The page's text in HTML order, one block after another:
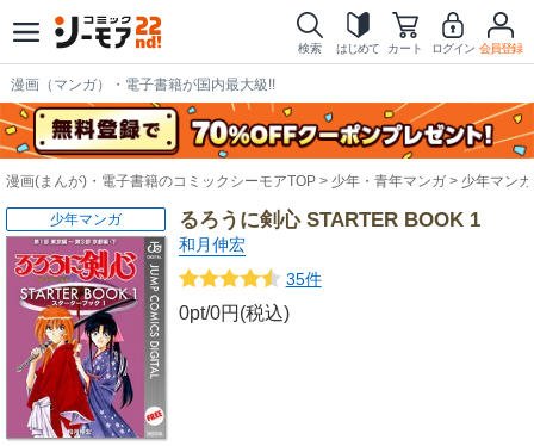
検索 はじめて カート ログイン 会員登録
漫画（マンガ）・電子書籍が国内最大級!!
漫画(まんが)・電子書籍のコミックシーモアTOP 少年・青年マンガ 少年マンガ
るろうに剣心 STARTER BOOK 1
和月伸宏
35件
0pt/0円(税込)
少年マンガ